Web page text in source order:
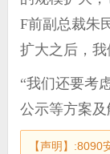
F前副总裁朱
扩大之后，
“我们还要考
公示等方案及
【声明】